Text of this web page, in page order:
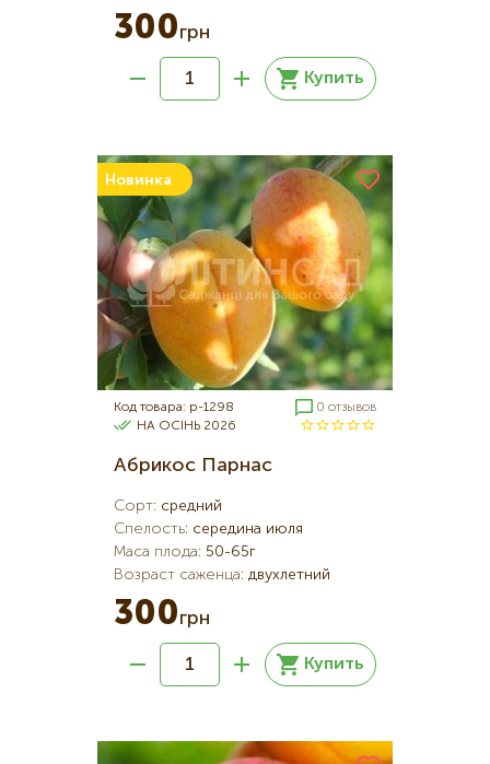
300грн
Купить
Новинка
Код товара: p-1298
0 отзывов
НА ОСІНЬ 2026
Абрикос Парнас
Сорт: средний
Спелость: середина июля
Маса плода: 50-65г
Возраст саженца: двухлетний
300грн
Купить